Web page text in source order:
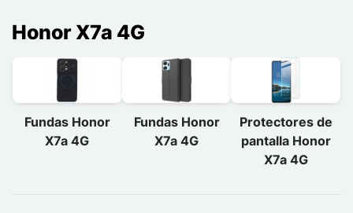
Honor X7a 4G
Fundas Honor
X7a 4G
Fundas Honor
X7a 4G
Protectores de
pantalla Honor
X7a 4G